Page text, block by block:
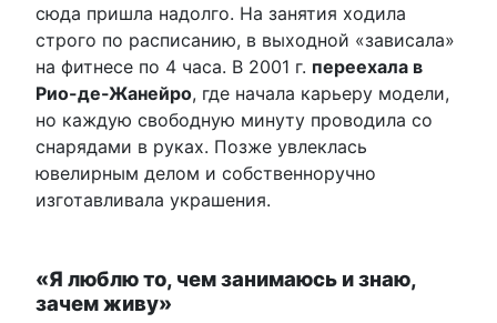
сюда пришла надолго. На занятия ходила
строго по расписанию, в выходной «зависала»
на фитнесе по 4 часа. В 2001 г. переехала в
Рио-де-Жанейро, где начала карьеру модели,
но каждую свободную минуту проводила со
снарядами в руках. Позже увлеклась
ювелирным делом и собственноручно
изготавливала украшения.
«Я люблю то, чем занимаюсь и знаю,
зачем живу»